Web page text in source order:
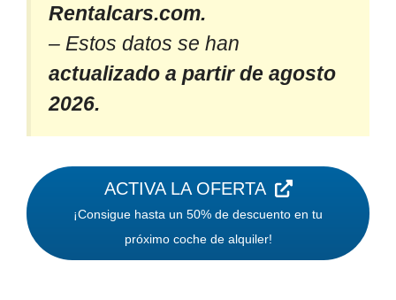
Rentalcars.com.
– Estos datos se han
actualizado a partir de agosto
2026.
ACTIVA LA OFERTA
¡Consigue hasta un 50% de descuento en tu
próximo coche de alquiler!